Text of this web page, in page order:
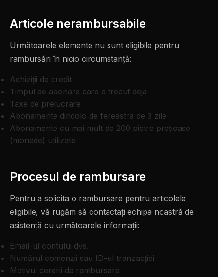
Articole nerambursabile
Următoarele elemente nu sunt eligibile pentru
rambursări în nicio circumstanță:
Achiziții de credit
Timpul de abonare care a trecut deja
Taxe de prelucrare
Abonamente dincolo de fereastra de 3 zile
Abonamente cu mai mult de 200 pietre prețioase
(monede) utilizate
Procesul de rambursare
Pentru a solicita o rambursare pentru articolele
eligibile, vă rugăm să contactați echipa noastră de
asistență cu următoarele informații:
Email-ul contului dvs.
Numărul comenzii sau ID-ul tranzacției
Motivul cererii de rambursare